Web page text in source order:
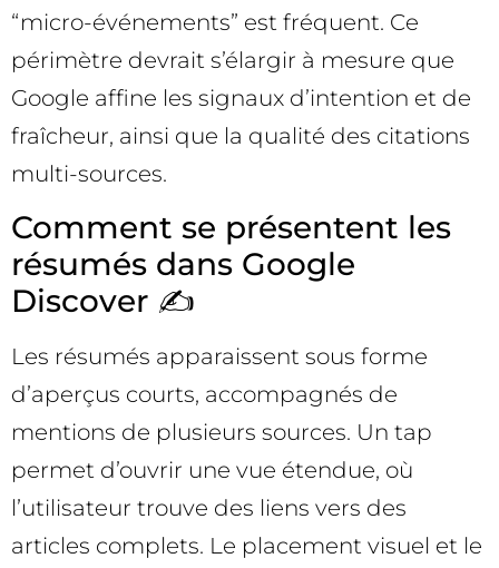
“micro-événements” est fréquent. Ce
périmètre devrait s’élargir à mesure que
Google affine les signaux d’intention et de
fraîcheur, ainsi que la qualité des citations
multi-sources.
Comment se présentent les
résumés dans Google
Discover ✍️
Les résumés apparaissent sous forme
d’aperçus courts, accompagnés de
mentions de plusieurs sources. Un tap
permet d’ouvrir une vue étendue, où
l’utilisateur trouve des liens vers des
articles complets. Le placement visuel et le